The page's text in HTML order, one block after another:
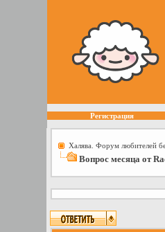
Регистрация
Халява. Форум любителей
Вопрос месяца от